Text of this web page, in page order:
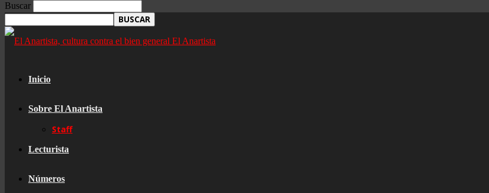
Buscar
El Anartista
Inicio
Sobre El Anartista
Staff
Lecturista
Números